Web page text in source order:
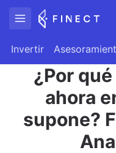
Invertir
¿Por
ahora
supone?